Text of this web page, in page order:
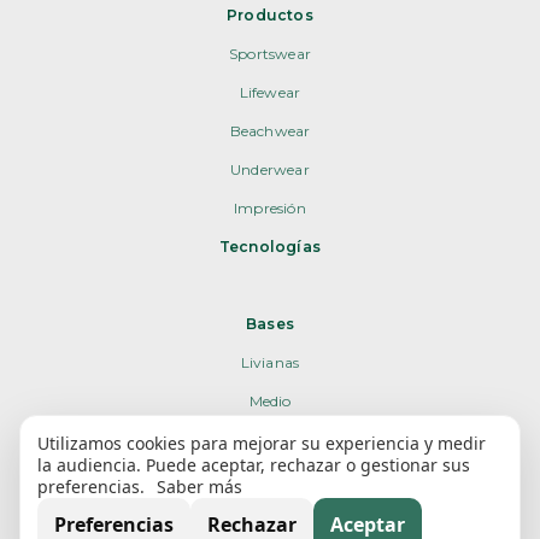
Productos
Sportswear
Lifewear
Beachwear
Underwear
Impresión
Tecnologías
Bases
Livianas
Medio
Pesadas
Poliamida
Poliéster
Utilizamos cookies para mejorar su experiencia y medir
la audiencia. Puede aceptar, rechazar o gestionar sus
preferencias. Saber más
Preferencias Rechazar Aceptar